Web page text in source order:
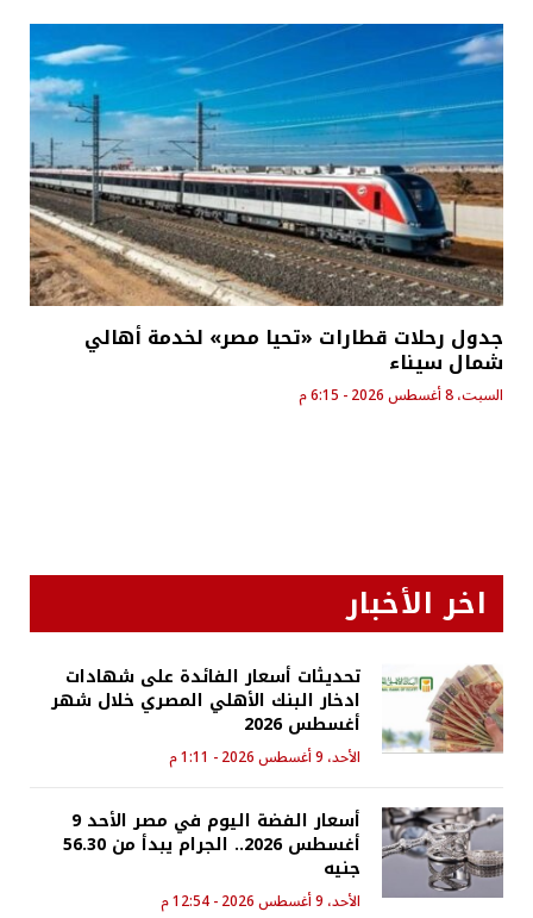
جدول رحلات قطارات «تحيا مصر» لخدمة أهالي
شمال سيناء
السبت، 8 أغسطس 2026 - 6:15 م
اخر الأخبار
تحديثات أسعار الفائدة على شهادات
ادخار البنك الأهلي المصري خلال شهر
أغسطس 2026
الأحد، 9 أغسطس 2026 - 1:11 م
أسعار الفضة اليوم في مصر الأحد 9
أغسطس 2026.. الجرام يبدأ من 56.30
جنيه
الأحد، 9 أغسطس 2026 - 12:54 م